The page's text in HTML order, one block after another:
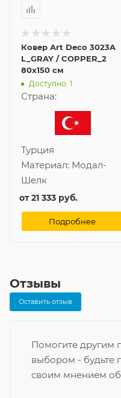
Ковер Art Deco 3023A
L_GRAY / COPPER_2
80x150 см
Доступно: 1
Страна:
Турция
Материал: Модал-
Шелк
от21 333 руб.
Подробнее
Отзывы
Оставить отзыв
Помогите другим
выбором - будьте
своим мнением